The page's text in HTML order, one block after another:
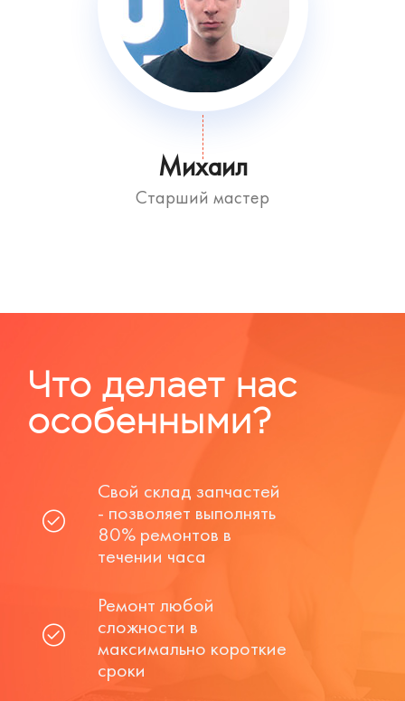
Михаил
Старший мастер
Что делает нас
особенными?
Свой склад запчастей
- позволяет выполнять
80% ремонтов в
течении часа
Ремонт любой
сложности в
максимально короткие
сроки